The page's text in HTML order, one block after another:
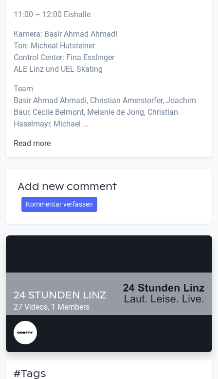
11:00 – 12:00 Eishalle
Kamera: Basir Ahmad Ahmadi
Ton: Micheal Hutsteiner
Control Center: Fina Esslinger
ALE Linz und UEL Skating
Team
Basir Ahmad Ahmadi, Christian Amerstorfer, Joachim
Baur, Cecile Belmont, Melanie de Jong, Christian
Haselmayr, Michael ...
Read more
Add new comment
Kommentar verfassen
24 STUNDEN LINZ
27 Videos, 1 Members
#Tags